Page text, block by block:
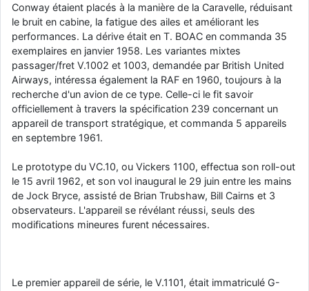
Conway étaient placés à la manière de la Caravelle, réduisant
le bruit en cabine, la fatigue des ailes et améliorant les
performances. La dérive était en T. BOAC en commanda 35
exemplaires en janvier 1958. Les variantes mixtes
passager/fret V.1002 et 1003, demandée par British United
Airways, intéressa également la RAF en 1960, toujours à la
recherche d'un avion de ce type. Celle-ci le fit savoir
officiellement à travers la spécification 239 concernant un
appareil de transport stratégique, et commanda 5 appareils
en septembre 1961.
Le prototype du VC.10, ou Vickers 1100, effectua son roll-out
le 15 avril 1962, et son vol inaugural le 29 juin entre les mains
de Jock Bryce, assisté de Brian Trubshaw, Bill Cairns et 3
observateurs. L'appareil se révélant réussi, seuls des
modifications mineures furent nécessaires.
Le premier appareil de série, le V.1101, était immatriculé G-